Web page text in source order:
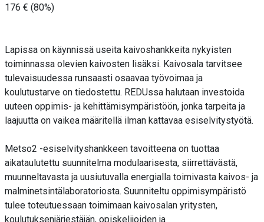
176 € (80%)
Lapissa on käynnissä useita kaivoshankkeita nykyisten
toiminnassa olevien kaivosten lisäksi. Kaivosala tarvitsee
tulevaisuudessa runsaasti osaavaa työvoimaa ja
koulutustarve on tiedostettu. REDUssa halutaan investoida
uuteen oppimis- ja kehittämisympäristöön, jonka tarpeita ja
laajuutta on vaikea määritellä ilman kattavaa esiselvitystyötä.
Metso2 -esiselvityshankkeen tavoitteena on tuottaa
aikataulutettu suunnitelma modulaarisesta, siirrettävästä,
muunneltavasta ja uusiutuvalla energialla toimivasta kaivos- ja
malminetsintälaboratoriosta. Suunniteltu oppimisympäristö
tulee toteutuessaan toimimaan kaivosalan yritysten,
koulutuksenjärjestäjän, opiskelijoiden ja